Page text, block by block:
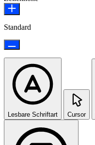
Standard
Lesbare Schriftart Cursor